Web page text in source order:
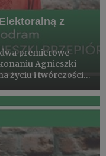
z
dwa premierowe
Agnieszki
życiu i twórczości